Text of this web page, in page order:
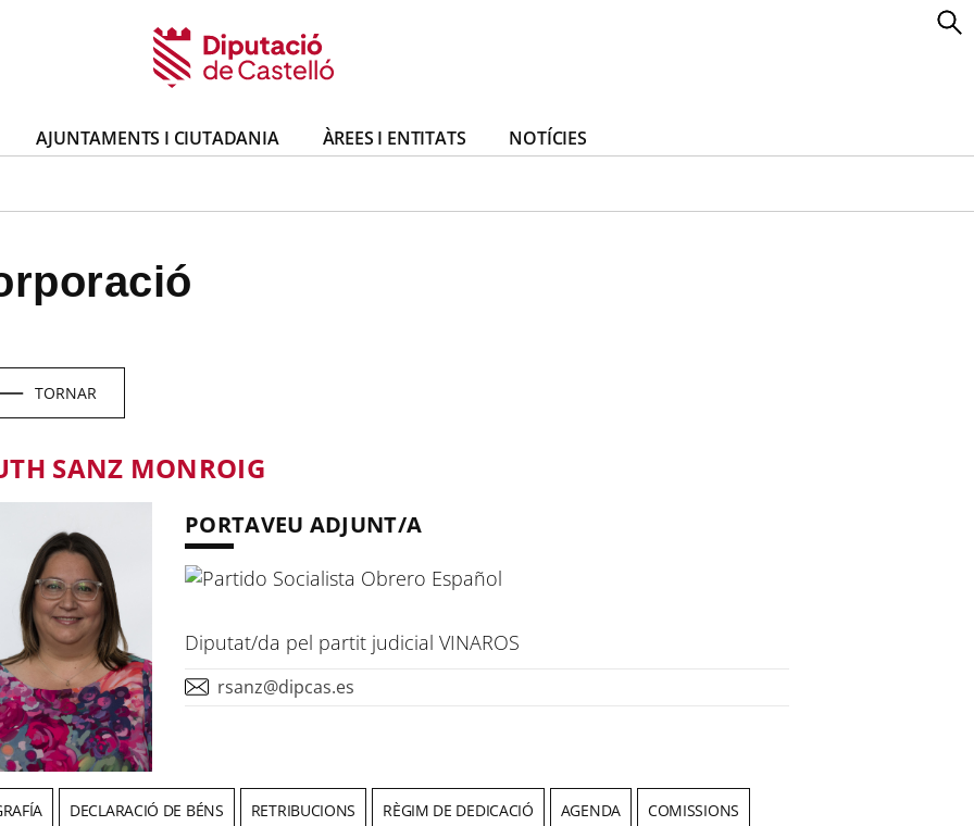
AJUNTAMENTS I CIUTADANIA ÀREES I ENTITATS
NOTÍCIES
TORNAR
SANZ MONROIG
PORTAVEU ADJUNT/A
Diputat/da pel partit judicial VINAROS
rsanz@dipcas.es
DECLARACIÓ DE BÉNS RETRIBUCIONS RÈGIM DE DEDICACIÓ AGENDA COMISSIONS